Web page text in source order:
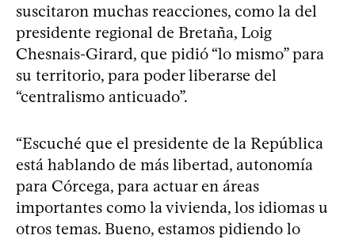
suscitaron muchas reacciones, como la del
presidente regional de Bretaña, Loig
Chesnais-Girard, que pidió “lo mismo” para
su territorio, para poder liberarse del
“centralismo anticuado”.
“Escuché que el presidente de la República
está hablando de más libertad, autonomía
para Córcega, para actuar en áreas
importantes como la vivienda, los idiomas u
otros temas. Bueno, estamos pidiendo lo